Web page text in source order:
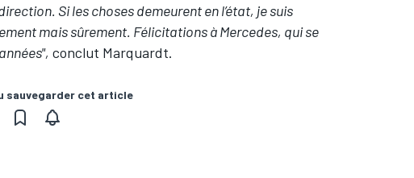
Si les choses demeurent en l’état, je suis
mais sûrement. Félicitations à Mercedes, qui se
conclut Marquardt.
sauvegarder cet article